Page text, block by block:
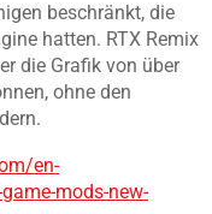
beschränkt, die
hatten. RTX Remix
die Grafik von über
ohne den
en-
mods-new-